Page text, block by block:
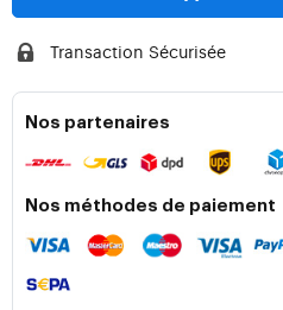
Transaction Sécurisée
Nos partenaires
Nos méthodes de paiement